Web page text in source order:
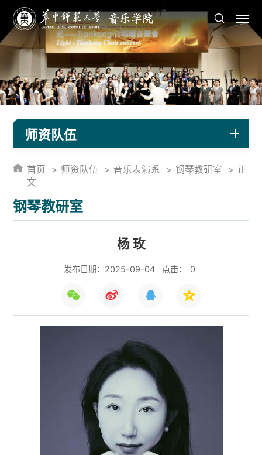
师资队伍
钢琴教研室
首页 师资队伍 音乐表演系 钢琴教研室
正
文
杨 玫
发布日期：2025-09-04 点击： 0